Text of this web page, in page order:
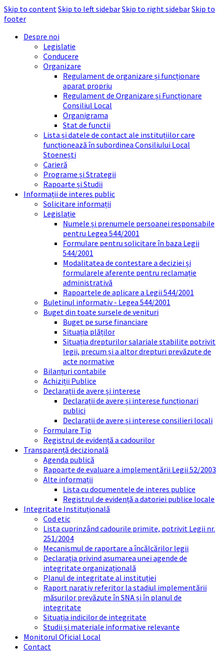
Skip to contentSkip to left sidebarSkip to right sidebarSkip to
footer
Despre noi
Legislație
Conducere
Organizare
Regulament de organizare și funcționare
aparat propriu
Regulament de Organizare și Funcționare
Consiliul Local
Organigrama
Stat de functii
Lista și datele de contact ale instituțiilor care
funcționează în subordinea Consiliului Local
Stoenești
Carieră
Programe și Strategii
Rapoarte și Studii
Informații de interes public
Solicitare informații
Legislație
Numele și prenumele persoanei responsabile
pentru Legea 544/2001
Formulare pentru solicitare în baza Legii
544/2001
Modalitatea de contestare a deciziei și
formularele aferente pentru reclamație
administrativă
Rapoartele de aplicare a Legii 544/2001
Buletinul informativ - Legea 544/2001
Buget din toate sursele de venituri
Buget pe surse financiare
Situația plăților
Situația drepturilor salariale stabilite potrivit
legii, precum și a altor drepturi prevăzute de
acte normative
Bilanțuri contabile
Achiziții Publice
Declarații de avere și interese
Declarații de avere și interese funcționari
publici
Declarații de avere și interese consilieri locali
Formulare Tip
Registrul de evidență a cadourilor
Transparență decizională
Agenda publică
Rapoarte de evaluare a implementării Legii 52/2003
Alte informații
Lista cu documentele de interes publice
Registrul de evidență a datoriei publice locale
Integritate Instituțională
Cod etic
Lista cuprinzând cadourile primite, potrivit Legii nr.
251/2004
Mecanismul de raportare a încălcărilor legii
Declarația privind asumarea unei agende de
integritate organizațională
Planul de integritate al instituției
Raport narativ referitor la stadiul implementării
măsurilor prevăzute în SNA și în planul de
integritate
Situația indicilor de integritate
Studii și materiale informative relevante
Monitorul Oficial Local
Contact